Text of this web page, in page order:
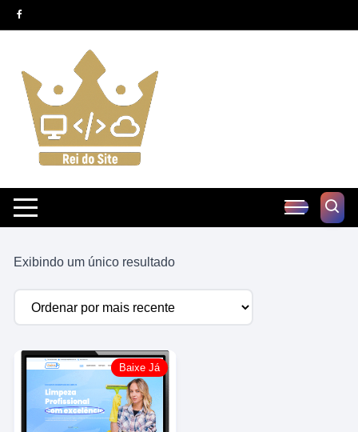
Pular
para
conteúdo
Exibindo um único resultado
Baixe Já